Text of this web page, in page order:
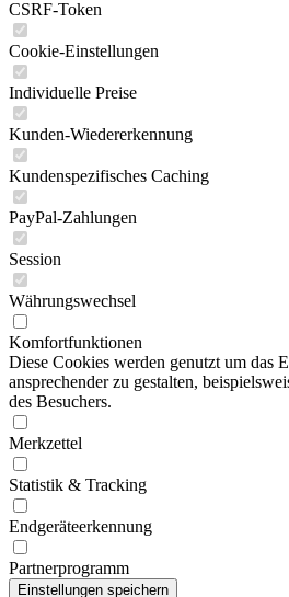
CSRF-Token
Cookie-Einstellungen
Individuelle Preise
Kunden-Wiedererkennung
Kundenspezifisches Caching
PayPal-Zahlungen
Session
Währungswechsel
Komfortfunktionen
Diese Cookies werden genutzt um das
ansprechender zu gestalten,
des Besuchers.
Merkzettel
Statistik & Tracking
Endgeräteerkennung
Partnerprogramm